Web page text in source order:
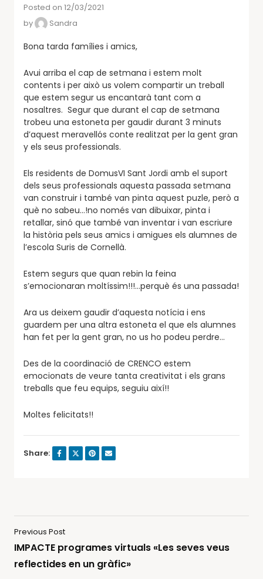
Posted on 12/03/2021
by
Sandra
Bona tarda famílies i amics,
Avui arriba el cap de setmana i estem molt
contents i per això us volem compartir un treball
que estem segur us encantarà tant com a
nosaltres. Segur que durant el cap de setmana
trobeu una estoneta per gaudir durant 3 minuts
d’aquest meravellós conte realitzat per la gent gran
y els seus professionals.
Els residents de DomusVI Sant Jordi amb el suport
dels seus professionals aquesta passada setmana
van construir i també van pinta aquest puzle, però a
què no sabeu…!no només van dibuixar, pinta i
retallar, sinó que també van inventar i van escriure
la història pels seus amics i amigues els alumnes de
l’escola Suris de Cornellà.
Estem segurs que quan rebin la feina
s’emocionaran moltíssim!!!…perquè és una passada!
Ara us deixem gaudir d’aquesta notícia i ens
guardem per una altra estoneta el que els alumnes
han fet per la gent gran, no us ho podeu perdre…
Des de la coordinació de CRENCO estem
emocionats de veure tanta creativitat i els grans
treballs que feu equips, seguiu així!!
Moltes felicitats!!
Share:
Previous Post
IMPACTE programes virtuals «Les seves veus
reflectides en un gràfic»